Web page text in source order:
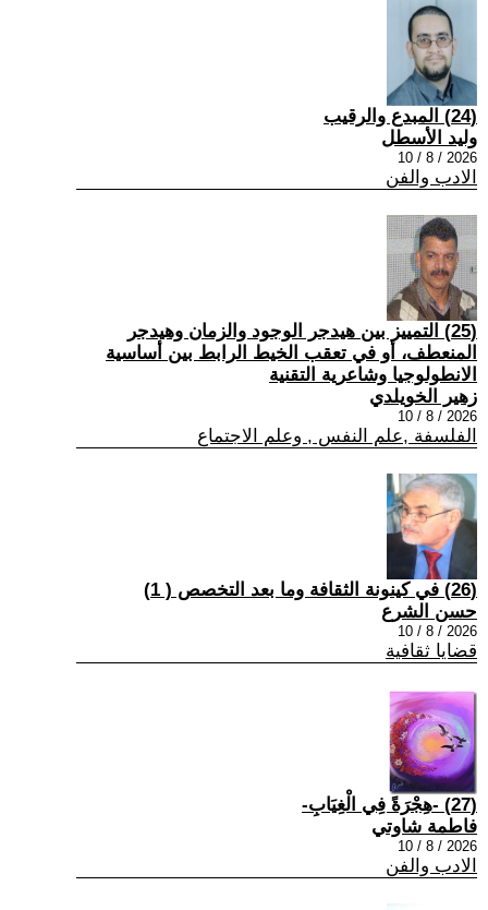
(24) المبدع والرقيب
وليد الأسطل
2026 / 8 / 10
الادب والفن
(25) التمييز بين هيدجر الوجود والزمان وهيدجر
المنعطف، أو في تعقب الخيط الرابط بين أساسية
الانطولوجيا وشاعرية التقنية
زهير الخويلدي
2026 / 8 / 10
الفلسفة ,علم النفس , وعلم الاجتماع
(26) في كينونة الثقافة وما بعد التخصص ( 1)
حسن الشرع
2026 / 8 / 10
قضايا ثقافية
(27) -هِجْرَةً فِي الْغِيَابِ-
فاطمة شاوتي
2026 / 8 / 10
الادب والفن